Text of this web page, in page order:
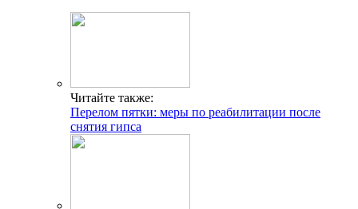
Читайте также:
Перелом пятки: меры по реабилитации после
снятия гипса